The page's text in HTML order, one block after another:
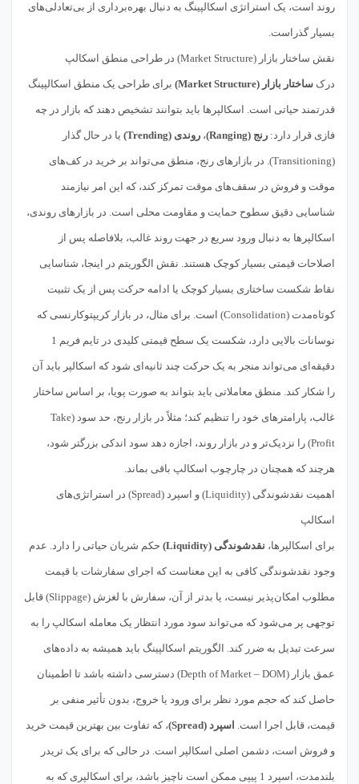
روند است، یک استراتژی اسکالپینگ به دنبال بهره‌برداری از بی‌تعادلی‌های
بسیار گذراست.
نقش ساختار بازار (Market Structure) در طراحی منطق اسکالپ
درک ساختار بازار (Market Structure) برای طراحی یک منطق اسکالپینگ
قدرتمند حیاتی است. اسکالپرها باید بتوانند تشخیص دهند که بازار در چه
فازی قرار دارد: رنج (Ranging) ، روندی (Trending) یا در حال گذار
(Transitioning). در بازارهای رنج، منطق می‌تواند بر خرید در کف‌های
موقت و فروش در سقف‌های موقت تمرکز کند، که این امر نیازمند
شناسایی دقیق سطوح حمایت و مقاومت محلی است. در بازارهای روندی،
اسکالپرها به دنبال ورود سریع در جهت روند غالب، بلافاصله پس از
اصلاحات قیمتی بسیار کوچک هستند. نقش الگوریتم در اینجا، شناسایی
نقاط شکست ساختاری بسیار کوچک یا ادامه حرکت پس از یک تثبیت
کوتاه‌مدت (Consolidation) است. برای مثال، در بازار کریپتوکارنسی که
نوسانات بالایی دارد، شکست یک سطح قیمتی کلیدی در تایم فریم 1
دقیقه‌ای می‌تواند منجر به یک حرکت چند ثانیه‌ای شود که اسکالپر باید آن
را شکار کند. منطق معاملاتی باید بتواند به صورت پویا، بر اساس ساختار
غالب، پارامترهای خود را تنظیم کند؛ مثلاً در بازار رنج، حد سود (Take
Profit) را نزدیک‌تر و در بازار روند، اجازه دهد سود اندکی بزرگتر شود،
هرچند که همچنان در چارچوب اسکالپ باقی بماند.
اهمیت نقدشوندگی (Liquidity) و اسپرد (Spread) در استراتژی‌های
اسکالپ
برای اسکالپرها، نقدشوندگی (Liquidity) حکم شریان حیاتی را دارد. عدم
وجود نقدشوندگی کافی به این معناست که اجرای سفارشات با قیمت
مطلوب امکان‌پذیر نیست، یا بدتر از آن، سفارش با لغزش (Slippage) قابل
توجهی پر می‌شود که می‌تواند سود مورد انتظار یک معامله اسکالپ را به
سرعت تبدیل به ضرر کند. الگوریتم اسکالپینگ باید همیشه به داده‌های
عمق بازار (Depth of Market – DOM) دسترسی داشته باشد تا اطمینان
حاصل کند که حجم مورد نظر برای ورود یا خروج، بدون تأثیر منفی بر
قیمت، قابل اجرا است. اسپرد (Spread) ، که تفاوت بین بهترین قیمت خرید
و فروش است، دشمن اصلی اسکالپر است. در حالی که برای یک تریدر
بلندمدت، اسپرد 1 پیپی ممکن است ناچیز باشد، برای اسکالپری که به